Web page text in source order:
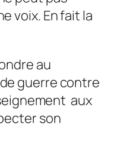
voix. En fait la
au
guerre contre
aux
son